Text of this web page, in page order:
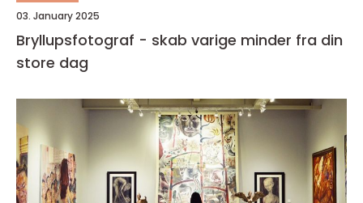
03. January 2025
Bryllupsfotograf - skab varige minder fra din
store dag